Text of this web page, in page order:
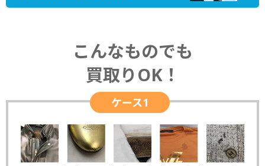
こんなものでも
買取りOK！
ケース1